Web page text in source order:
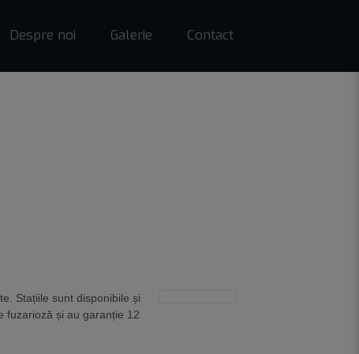
Despre noi Galerie Contact
Stațiile sunt disponibile și
fuzarioză și au garanție 12